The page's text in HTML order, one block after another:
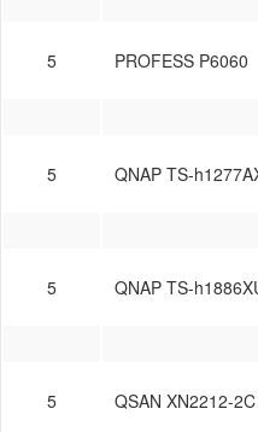
5 PROFESS P6060
5 QNAP TS-
5 QNAP TS-
5 QSAN XN2212-2C